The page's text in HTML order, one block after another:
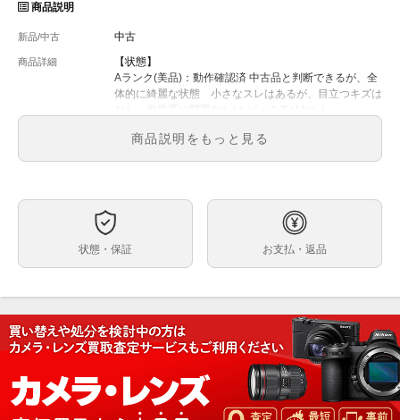
商品説明
新品/中古 中古
商品詳細
【状態】
Aランク(美品)：動作確認済 中古品と判断できるが、全
体的に綺麗な状態 小さなスレはあるが、目立つキズは
なし 光学系に問題なし(カビ・クモリなし)
【付属品】
2週間の自然故障保証
【送料】
送料無料
ご注文、ご決済後に店頭でのお受取も可能でございま
す。
※受取可能店舗は大黒屋カメラ館 新宿店のみでござい
大黒屋カメラ館 新宿店
〒160-0023 東京都新宿区西新宿1-2-12 丸幸ビル2F
03-6900-4091
商品説明をもっと見る
状態・保証 お支払・返品